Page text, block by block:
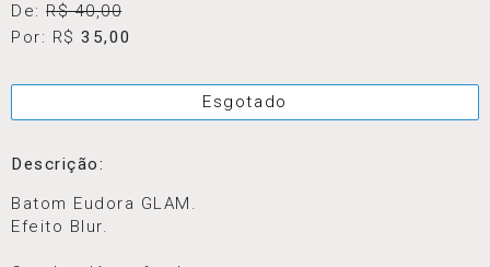
De:R$ 40,00
Por: R$35,00
Esgotado
Descrição:
Batom Eudora GLAM.
Efeito Blur.